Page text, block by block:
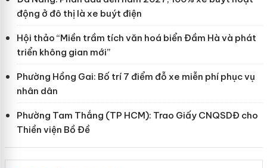
động ở đô thị là xe buýt điện
Hội thảo “Miền trầm tích văn hoá biển Đầm Hà và phát
triển không gian mới”
Phường Hồng Gai: Bố trí 7 điểm đỗ xe miễn phí phục vụ
nhân dân
Phường Tam Thắng (TP HCM): Trao Giấy CNQSDĐ cho
Thiền viện Bồ Đề